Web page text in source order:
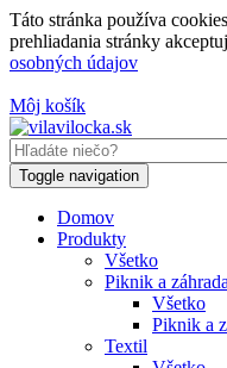
Táto stránka používa
prehliadania stránky
osobných údajov
Môj košík
Toggle navigation
Domov
Produkty
Všetko
Piknik a záhrada
Všetko
Piknik a
Textil